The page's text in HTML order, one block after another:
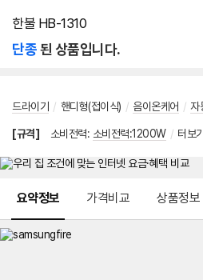
한불 HB-1310
단종된 상품입니다.
드라이기 / 핸디형(접이식) / 음이온케어 / 자
[규격] 소비전력: 소비전력:1200W / 터보
요약정보 가격비교 상품정보